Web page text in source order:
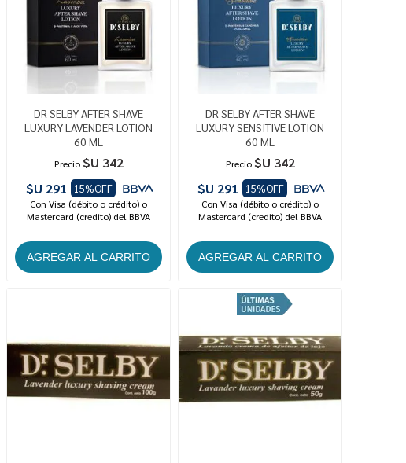
DR SELBY AFTER SHAVE
LUXURY LAVENDER LOTION
60 ML
Precio $U 342
$U 291
15%OFF
Con Visa (débito o crédito) o
Mastercard (credito) del BBVA
DR SELBY AFTER SHAVE
LUXURY SENSITIVE LOTION
60 ML
Precio $U 342
$U 291
15%OFF
Con Visa (débito o crédito) o
Mastercard (credito) del BBVA